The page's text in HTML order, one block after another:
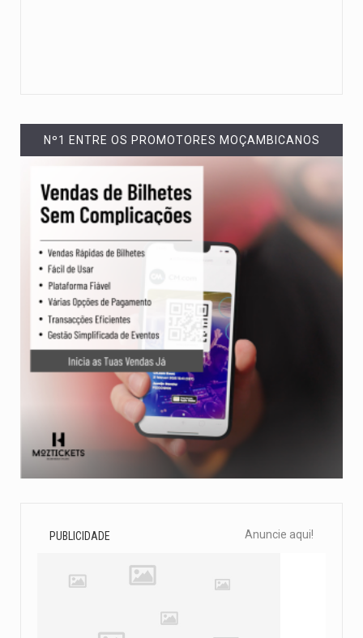
Nº1 ENTRE OS PROMOTORES MOÇAMBICANOS
PUBLICIDADE Anuncie aqui!